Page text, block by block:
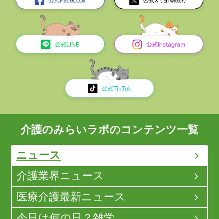
介護のみらいラボのコンテンツ一覧
ニュース
介護業界ニュース
医療介護最新ニュース